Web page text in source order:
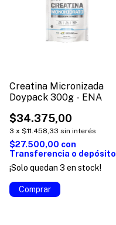
Creatina Micronizada
Doypack 300g - ENA
$34.375,00
3 x $11.458,33 sin interés
$27.500,00 con
Transferencia o depósito
¡Solo quedan 3 en stock!
Comprar